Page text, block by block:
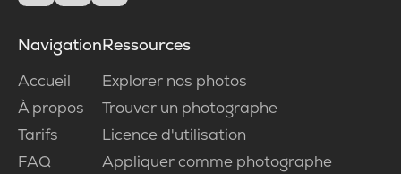
Navigation
Accueil
À propos
Tarifs
FAQ
Ressources
Explorer nos photos
Trouver un photographe
Licence d'utilisation
Appliquer comme photographe